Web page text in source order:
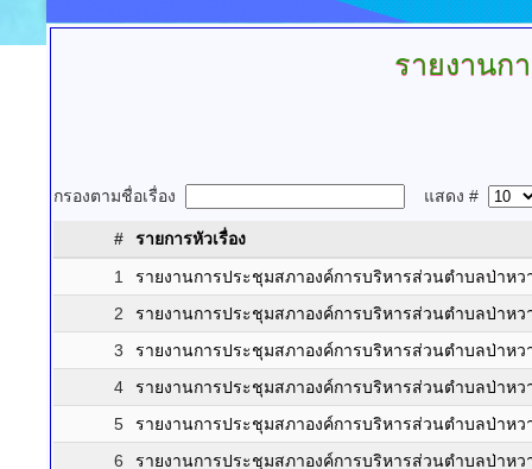
รายงานก
กรองตามชื่อเรื่อง แสดง #
#
รายการหัวเรื่อง
1
รายงานการประชุมสภาองค์การบริหารส่วนตำบลป่าห
2
รายงานการประชุมสภาองค์การบริหารส่วนตำบลป่าห
3
รายงานการประชุมสภาองค์การบริหารส่วนตำบลป่าห
4
รายงานการประชุมสภาองค์การบริหารส่วนตำบลป่าห
5
รายงานการประชุมสภาองค์การบริหารส่วนตำบลป่าห
6
รายงานการประชุมสภาองค์การบริหารส่วนตำบลป่าห